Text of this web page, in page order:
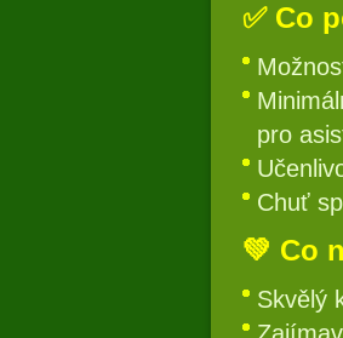
✅ Co
pro
Chuť
💚 Co
Skvělý